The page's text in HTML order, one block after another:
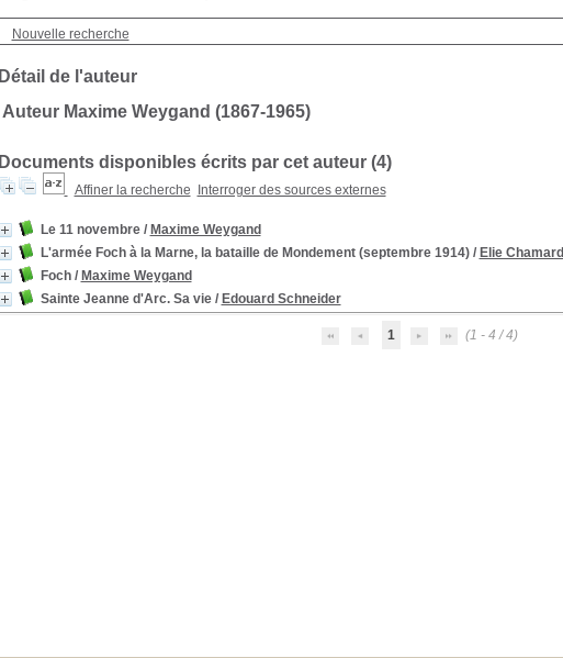
Nouvelle recherche
Détail de l'auteur
Auteur Maxime Weygand (1867-1965)
Documents disponibles écrits par cet auteur (4)
Affiner la recherche Interroger des sources externes
Le 11 novembre/ Maxime Weygand
L'armée Foch à la Marne, la bataille de Mondement (septembre 1914)/ Elie Chamard
Foch/ Maxime Weygand
Sainte Jeanne d'Arc. Sa vie/ Edouard Schneider
1 (1 - 4 / 4)